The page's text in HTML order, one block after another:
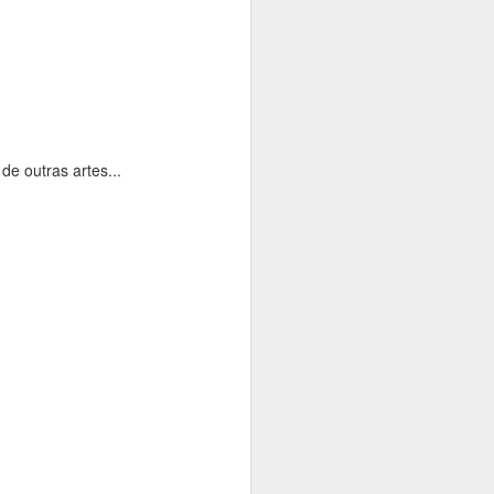
outras artes...
você